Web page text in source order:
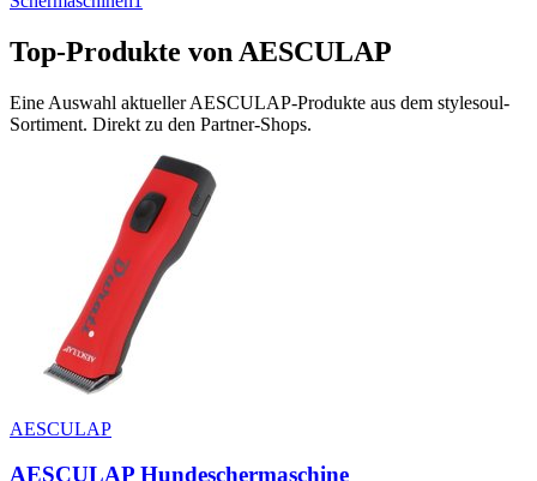
Top-Produkte von AESCULAP
Eine Auswahl aktuellerAESCULAP-Produkte aus dem stylesoul-
Sortiment. Direkt zu den Partner-Shops.
AESCULAP
AESCULAP Hundeschermaschine